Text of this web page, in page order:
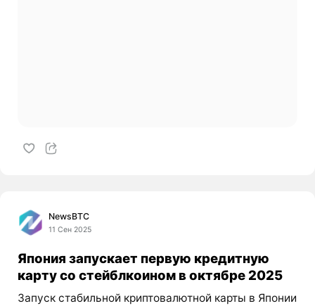
NewsBTC
11 Сен 2025
Япония запускает первую кредитную
карту со стейблкоином в октябре 2025
Запуск стабильной криптовалютной карты в Японии